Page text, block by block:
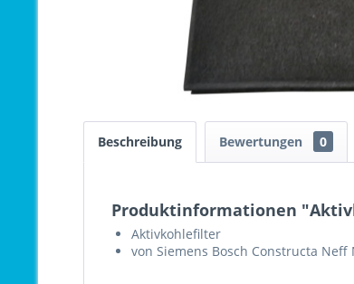
Beschreibung Bewertungen 0
Produktinformationen
Aktivkohlefilter
von Siemens Bosch Constructa Neff